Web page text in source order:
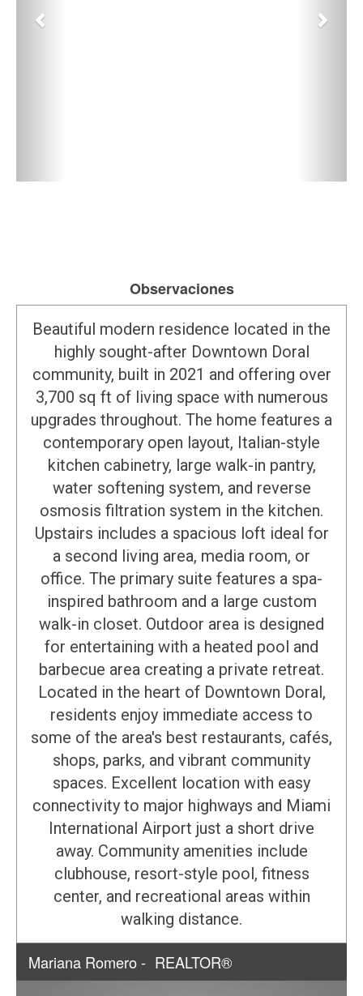
Observaciones
Beautiful modern residence located in the
highly sought-after Downtown Doral
community, built in 2021 and offering over
3,700 sq ft of living space with numerous
upgrades throughout. The home features a
contemporary open layout, Italian-style
kitchen cabinetry, large walk-in pantry,
water softening system, and reverse
osmosis filtration system in the kitchen.
Upstairs includes a spacious loft ideal for
a second living area, media room, or
office. The primary suite features a spa-
inspired bathroom and a large custom
walk-in closet. Outdoor area is designed
for entertaining with a heated pool and
barbecue area creating a private retreat.
Located in the heart of Downtown Doral,
residents enjoy immediate access to
some of the area's best restaurants, cafés,
shops, parks, and vibrant community
spaces. Excellent location with easy
connectivity to major highways and Miami
International Airport just a short drive
away. Community amenities include
clubhouse, resort-style pool, fitness
center, and recreational areas within
walking distance.
Mariana Romero - REALTOR®